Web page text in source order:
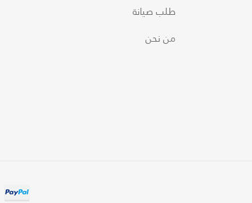
طلب صيانة
من نحن